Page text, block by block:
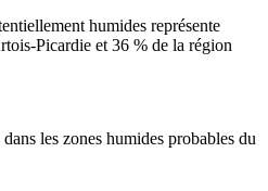
humides représente
Picardie et 36 % de la région
les zones humides probables du